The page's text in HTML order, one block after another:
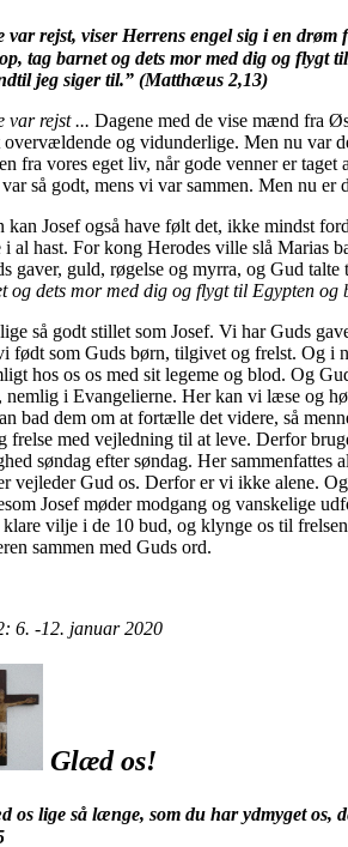
var rejst, viser Herrens engel sig i en drøm
tag barnet og dets mor med dig og flygt
jeg siger til.” (Matthæus 2,13)
var rejst ... Dagene med de vise mænd fra
og vidunderlige. Men nu var
fra vores eget liv, når gode venner er taget
så godt, mens vi var sammen. Men nu er
kan Josef også have følt det, ikke mindst
al hast. For kong Herodes ville slå Marias
gaver, guld, røgelse og myrra, og Gud talte
og dets mor med dig og flygt til Egypten
så godt stillet som Josef. Vi har Guds
født som Guds børn, tilgivet og frelst. Og i
hos os os med sit legeme og blod. Og
nemlig i Evangelierne. Her kan vi læse og
bad dem om at fortælle det videre, så
frelse med vejledning til at leve. Derfor
søndag efter søndag. Her sammenfattes
vejleder Gud os. Derfor er vi ikke alene.
Josef møder modgang og vanskelige
vilje i de 10 bud, og klynge os til
sammen med Guds ord.
6. -12. januar 2020
Glæd os!
os lige så længe, som du har ydmyget os,